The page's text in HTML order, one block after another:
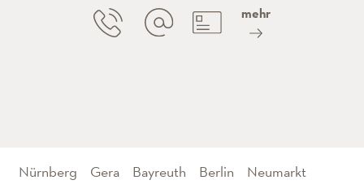
mehr
Nürnberg Gera Bayreuth Berlin Neumarkt